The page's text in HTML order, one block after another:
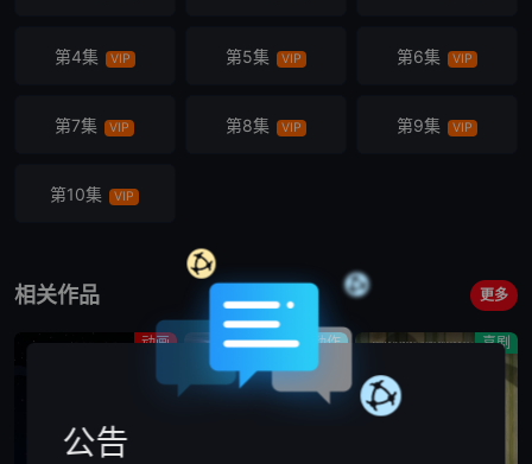
第4集 VIP 第5集 VIP 第6集 VIP
第7集 VIP 第8集 VIP 第9集 VIP
第10集 VIP
相关作品 更多
动画 动作 喜剧
公告